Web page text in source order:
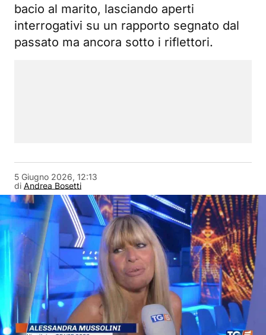
bacio al marito, lasciando aperti
interrogativi su un rapporto segnato dal
passato ma ancora sotto i riflettori.
di Andrea Bosetti
5 Giugno 2026, 12:13